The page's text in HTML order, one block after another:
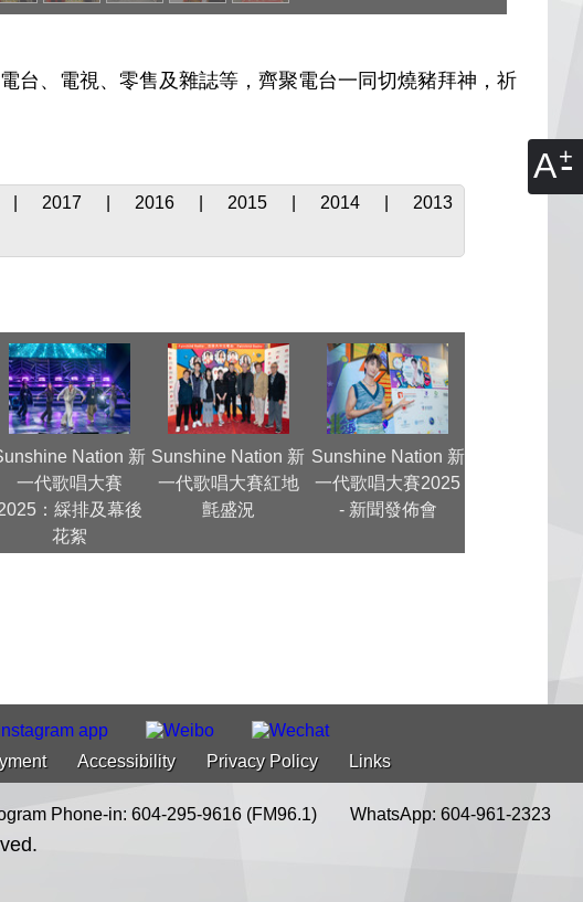
A
台、電視、零售及雜誌等，齊聚電台一同切燒豬拜神，祈
2017 2016 2015 2014
2013
Nation 新
一代歌唱大賽
：綵排及幕後
花絮
Sunshine Nation 新
一代歌唱大賽紅地
氈盛況
Sunshine Nation 新
一代歌唱大賽2025
- 新聞發佈會
Accessibility Privacy Policy Links
Phone-in: 604-295-9616 (FM96.1) WhatsApp: 604-961-2323